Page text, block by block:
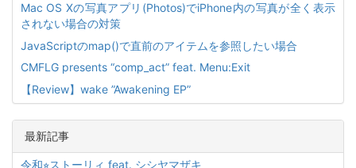
Mac OS Xの写真アプリ(Photos)でiPhone内の写真が全く表示
されない場合の対策
JavaScriptのmap()で直前のアイテムを参照したい場合
CMFLG presents “comp_act” feat. Menu:Exit
【Review】wake ”Awakening EP”
最新記事
令和⭐︎ストーリィ feat. シシヤマザキ